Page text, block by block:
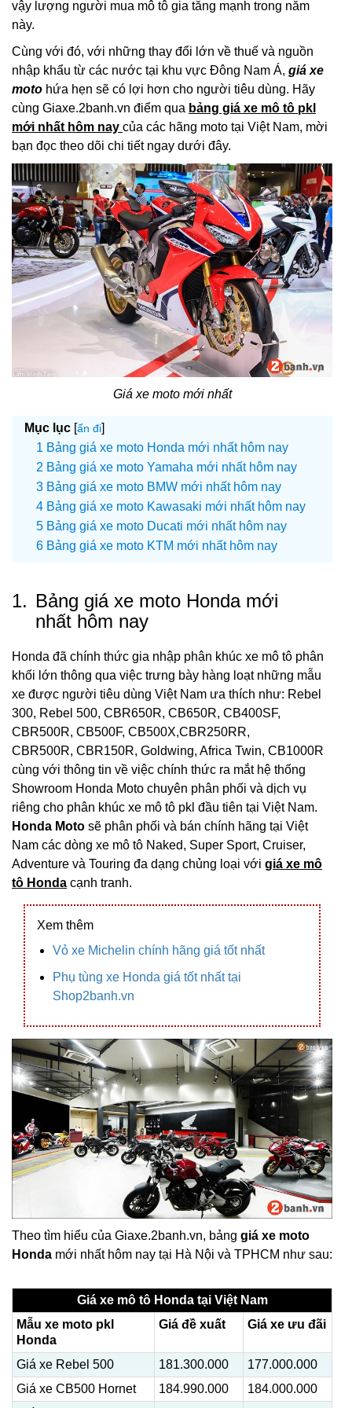
vậy lượng người mua mô tô gia tăng mạnh trong năm
này.
Cùng với đó, với những thay đổi lớn về thuế và nguồn
nhập khẩu từ các nước tại khu vực Đông Nam Á, giá xe
moto hứa hẹn sẽ có lợi hơn cho người tiêu dùng. Hãy
cùng Giaxe.2banh.vn điểm qua bảng giá xe mô tô pkl
mới nhất hôm nay của các hãng moto tại Việt Nam, mời
bạn đọc theo dõi chi tiết ngay dưới đây.
Giá xe moto mới nhất
Mục lục [ẩn đi]
Bảng giá xe moto Honda mới nhất hôm nay
Bảng giá xe moto Yamaha mới nhất hôm nay
Bảng giá xe moto BMW mới nhất hôm nay
Bảng giá xe moto Kawasaki mới nhất hôm nay
Bảng giá xe moto Ducati mới nhất hôm nay
Bảng giá xe moto KTM mới nhất hôm nay
1. Bảng giá xe moto Honda mới
nhất hôm nay
Honda đã chính thức gia nhập phân khúc xe mô tô phân
khối lớn thông qua việc trưng bày hàng loạt những mẫu
xe được người tiêu dùng Việt Nam ưa thích như: Rebel
300, Rebel 500, CBR650R, CB650R, CB400SF,
CBR500R, CB500F, CB500X,CBR250RR,
CBR500R, CBR150R, Goldwing, Africa Twin, CB1000R
cùng với thông tin về việc chính thức ra mắt hệ thống
Showroom Honda Moto chuyên phân phối và dịch vụ
riêng cho phân khúc xe mô tô pkl đầu tiên tại Việt Nam.
Honda Moto sẽ phân phối và bán chính hãng tại Việt
Nam các dòng xe mô tô Naked, Super Sport, Cruiser,
Adventure và Touring đa dạng chủng loại với giá xe mô
tô Honda cạnh tranh.
Xem thêm
Vỏ xe Michelin chính hãng giá tốt nhất
Phụ tùng xe Honda giá tốt nhất tại
Shop2banh.vn
Theo tìm hiểu của Giaxe.2banh.vn, bảng giá xe moto
Honda mới nhất hôm nay tại Hà Nội và TPHCM như sau:
Giá xe mô tô Honda tại Việt Nam
Mẫu xe moto pkl
Honda
Giá đề xuất Giá xe ưu đãi
Giá xe Rebel 500 181.300.000
177.000.000
Giá xe CB500 Hornet
184.990.000
184.000.000